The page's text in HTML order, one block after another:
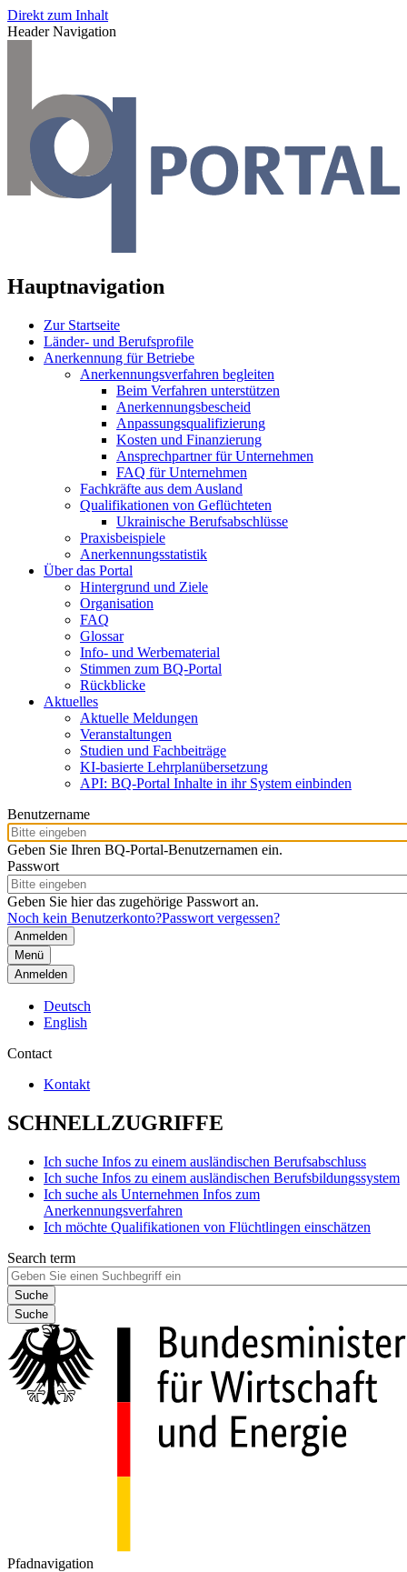
Direkt zum Inhalt
Header Navigation
Hauptnavigation
Zur Startseite
Länder- und Berufsprofile
Anerkennung für Betriebe
Anerkennungsverfahren begleiten
Beim Verfahren unterstützen
Anerkennungsbescheid
Anpassungsqualifizierung
Kosten und Finanzierung
Ansprechpartner für Unternehmen
FAQ für Unternehmen
Fachkräfte aus dem Ausland
Qualifikationen von Geflüchteten
Ukrainische Berufsabschlüsse
Praxisbeispiele
Anerkennungsstatistik
Über das Portal
Hintergrund und Ziele
Organisation
FAQ
Glossar
Info- und Werbematerial
Stimmen zum BQ-Portal
Rückblicke
Aktuelles
Aktuelle Meldungen
Veranstaltungen
Studien und Fachbeiträge
KI-basierte Lehrplanübersetzung
API: BQ-Portal Inhalte in ihr System einbinden
Benutzername
Geben Sie Ihren BQ-Portal-Benutzernamen ein.
Passwort
Geben Sie hier das zugehörige Passwort an.
Noch kein Benutzerkonto?Passwort vergessen?
Menü
Anmelden
Deutsch
English
Contact
Kontakt
SCHNELLZUGRIFFE
Ich suche Infos zu einem ausländischen Berufsabschluss
Ich suche Infos zu einem ausländischen Berufsbildungssystem
Ich suche als Unternehmen Infos zum
Anerkennungsverfahren
Ich möchte Qualifikationen von Flüchtlingen einschätzen
Search term
Suche
Pfadnavigation